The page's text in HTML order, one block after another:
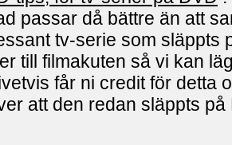
passar då bättre än att
tv-serie som släppts
till filmakuten så vi kan
får ni credit för detta
att den redan släppts